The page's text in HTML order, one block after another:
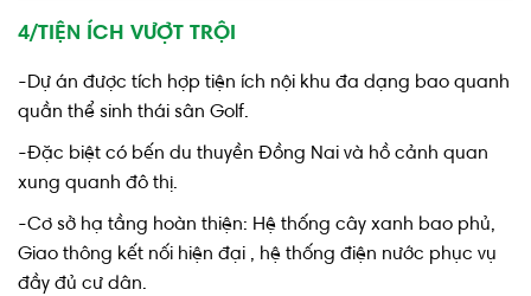
4/TIỆN ÍCH VƯỢT TRỘI
-Dự án được tích hợp tiện ích nội khu đa dạng bao quanh
quần thể sinh thái sân Golf.
-Đặc biệt có bến du thuyền Đồng Nai và hồ cảnh quan
xung quanh đô thị.
-Cơ sở hạ tầng hoàn thiện: Hệ thống cây xanh bao phủ,
Giao thông kết nối hiện đại , hệ thống điện nước phục vụ
đầy đủ cư dân.